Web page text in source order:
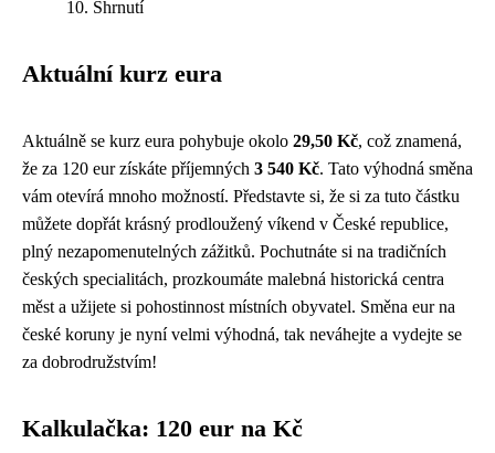
Shrnutí
Aktuální kurz eura
Aktuálně se kurz eura pohybuje okolo 29,50 Kč, což znamená,
že za 120 eur získáte příjemných 3 540 Kč. Tato výhodná směna
vám otevírá mnoho možností. Představte si, že si za tuto částku
můžete dopřát krásný prodloužený víkend v České republice,
plný nezapomenutelných zážitků. Pochutnáte si na tradičních
českých specialitách, prozkoumáte malebná historická centra
měst a užijete si pohostinnost místních obyvatel. Směna eur na
české koruny je nyní velmi výhodná, tak neváhejte a vydejte se
za dobrodružstvím!
Kalkulačka: 120 eur na Kč